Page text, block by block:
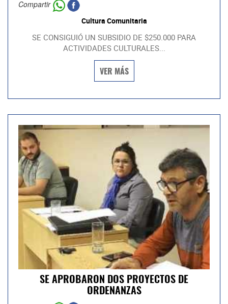
Compartir
Cultura Comunitaria
SE CONSIGUIÓ UN SUBSIDIO DE $250.000 PARA
ACTIVIDADES CULTURALES...
VER MÁS
SE APROBARON DOS PROYECTOS DE
ORDENANZAS